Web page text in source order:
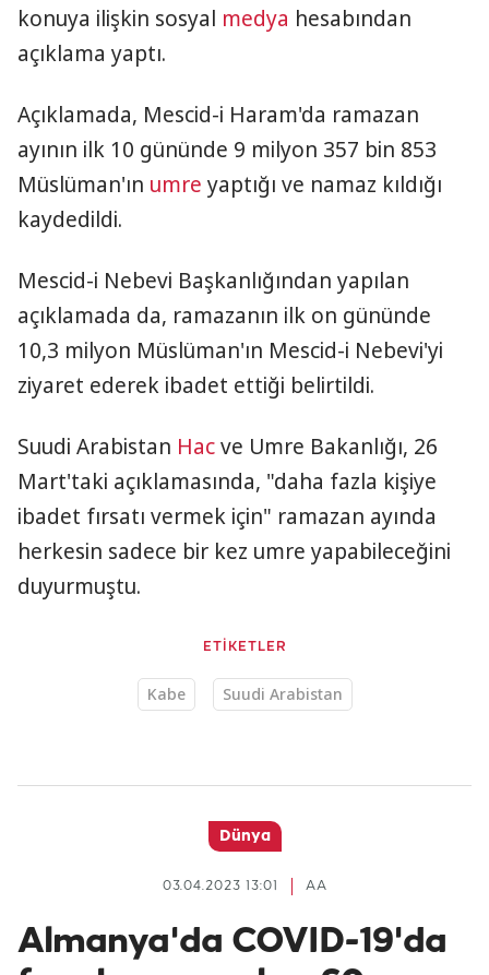
konuya ilişkin sosyal medya hesabından
açıklama yaptı.
Açıklamada, Mescid-i Haram'da ramazan
ayının ilk 10 gününde 9 milyon 357 bin 853
Müslüman'ın umre yaptığı ve namaz kıldığı
kaydedildi.
Mescid-i Nebevi Başkanlığından yapılan
açıklamada da, ramazanın ilk on gününde
10,3 milyon Müslüman'ın Mescid-i Nebevi'yi
ziyaret ederek ibadet ettiği belirtildi.
Suudi Arabistan Hacve Umre Bakanlığı, 26
Mart'taki açıklamasında, "daha fazla kişiye
ibadet fırsatı vermek için" ramazan ayında
herkesin sadece bir kez umre yapabileceğini
duyurmuştu.
ETİKETLER
Kabe Suudi Arabistan
Dünya
AA
03.04.2023 13:01
Almanya'da COVID-19'da